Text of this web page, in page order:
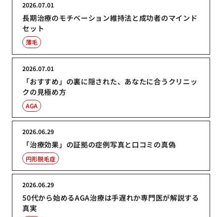
長期治療のモチベーション維持法と成功者のマインド
セット
2026.07.01
薄毛
「おすすめ」の裏に隠された、あなたに合うクリニッ
クの見極め方
2026.07.01
AGA
「治療効果」の証拠の症例写真と口コミの真偽
2026.06.29
円形脱毛症
50代から始めるAGA治療は手遅れか専門医が解説する
真実
2026.06.29